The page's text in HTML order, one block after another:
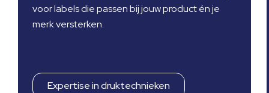
voor labels die passen bij jouw product én je
merk versterken.
Expertise in druktechnieken